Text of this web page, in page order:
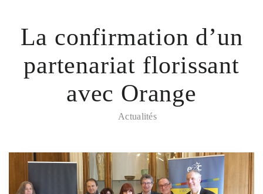
La confirmation d’un
partenariat florissant
avec Orange
Actualités